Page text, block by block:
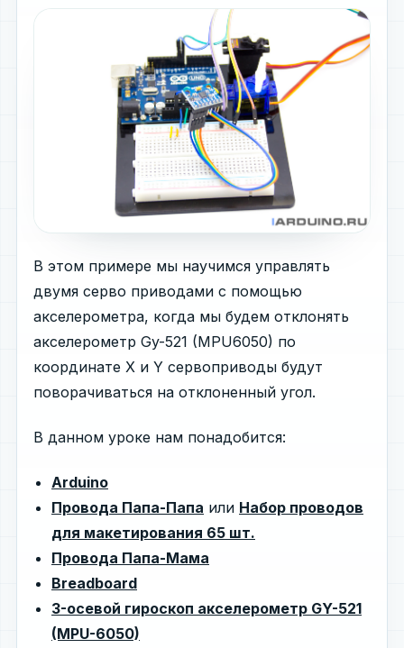
В этом примере мы научимся управлять
двумя серво приводами с помощью
акселерометра, когда мы будем отклонять
акселерометр Gy-521 (MPU6050) по
координате X и Y сервоприводы будут
поворачиваться на отклоненный угол.
В данном уроке нам понадобится:
Arduino
Провода Папа-Папа или Набор проводов
для макетирования 65 шт.
Провода Папа-Мама
Breadboard
3-осевой гироскоп акселерометр GY-521
(MPU-6050)